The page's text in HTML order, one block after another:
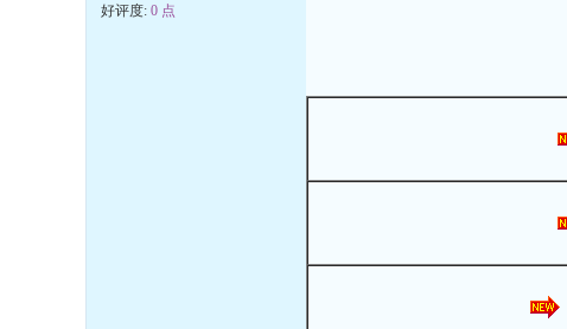
好评度: 0 点